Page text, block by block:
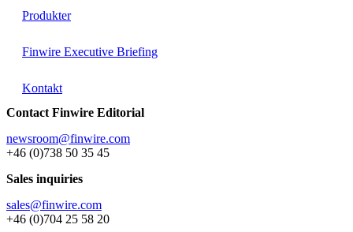
Produkter
Finwire Executive Briefing
Kontakt
Contact Finwire Editorial
newsroom@finwire.com
+46 (0)738 50 35 45
Sales inquiries
sales@finwire.com
+46 (0)704 25 58 20